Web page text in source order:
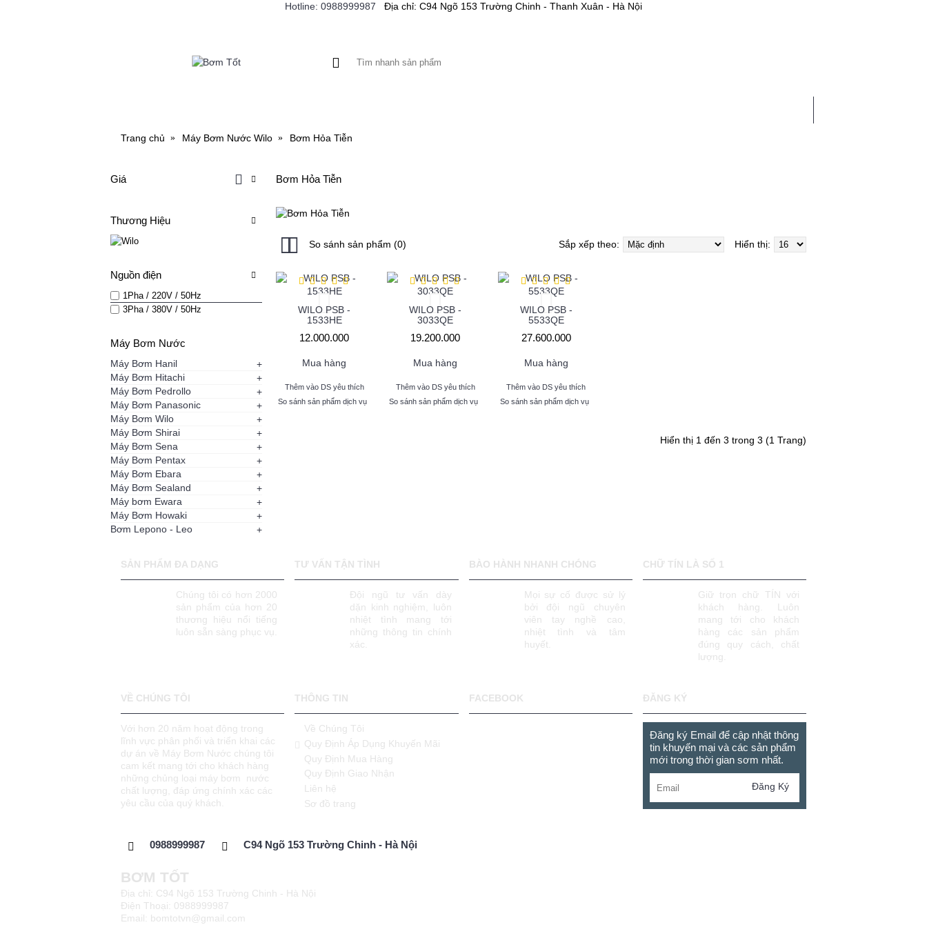
Hotline: 0988999987 Địa chỉ: C94 Ngõ 153 Trường Chinh - Thanh Xuân - Hà Nội
Trang chủ Máy Bơm Nước Wilo Bơm Hỏa Tiễn
Giá
Thương Hiệu
Nguồn điện
1Pha / 220V / 50Hz
3Pha / 380V / 50Hz
Máy Bơm Nước
Máy Bơm Hanil
+
Máy Bơm Hitachi
+
Máy Bơm Pedrollo
+
Máy Bơm Panasonic
+
Máy Bơm Wilo
+
Máy Bơm Shirai
+
Máy Bơm Sena
+
Máy Bơm Pentax
+
Máy Bơm Ebara
+
Máy Bơm Sealand
+
Máy bơm Ewara
+
Máy Bơm Howaki
+
Bơm Lepono - Leo
+
Bơm Hỏa Tiễn
So sánh sản phẩm (0) Hiển thị:
Sắp xếp theo:
WILO PSB -
1533HE
12.000.000
Mua hàng
Thêm vào DS yêu thích
So sánh sản phẩm dịch vụ
WILO PSB -
3033QE
19.200.000
Mua hàng
Thêm vào DS yêu thích
So sánh sản phẩm dịch vụ
WILO PSB -
5533QE
27.600.000
Mua hàng
Thêm vào DS yêu thích
So sánh sản phẩm dịch vụ
Hiển thị 1 đến 3 trong 3 (1 Trang)
SẢN PHẨM ĐA DẠNG
Chúng tôi có hơn 2000
sản phẩm của hơn 20
thương hiệu nổi tiếng
luôn sẵn sàng phục vụ.
TƯ VẤN TẬN TÌNH
Đội ngũ tư vấn dày
dặn kinh nghiệm, luôn
nhiệt tình mang tới
những thông tin chính
xác.
BÀO HÀNH NHANH CHÓNG
Mọi sự cố được sử lý
bởi đội ngũ chuyên
viên tay nghề cao,
nhiệt tình và tâm
huyết.
CHỮ TÍN LÀ SỐ 1
Giữ trọn chữ TÍN với
khách hàng. Luôn
mang tới cho khách
hàng các sản phẩm
đúng quy cách, chất
lượng.
VỀ CHÚNG TÔI
Với hơn 20 năm hoạt động trong
lĩnh vực phân phối và triển khai các
dự án về Máy Bơm Nước chúng tôi
cam kết mang tới cho khách hàng
những chủng loại máy bơm nước
chất lượng, đáp ứng chính xác các
yêu cầu của quý khách.
THÔNG TIN
Về Chúng Tôi
Quy Định Áp Dụng Khuyến Mãi
Quy Định Mua Hàng
Quy Định Giao Nhận
Liên hệ
Sơ đồ trang
FACEBOOK ĐĂNG KÝ
Đăng ký Email để cập nhật thông
tin khuyến mại và các sản phẩm
mới trong thời gian sơm nhất.
Đăng Ký
0988999987 C94 Ngõ 153 Trường Chinh - Hà Nội
BƠM TỐT
Địa chỉ: C94 Ngõ 153 Trường Chinh - Hà Nội
Điện Thoại: 0988999987
Email: bomtotvn@gmail.com